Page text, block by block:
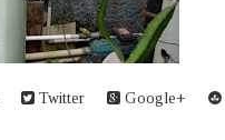
Twitter Google+